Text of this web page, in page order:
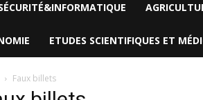
ETUDES SCIENTIFIQUES ET
Faux billets